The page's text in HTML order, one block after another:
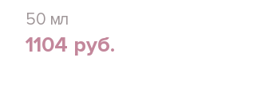
50 мл
1104 руб.